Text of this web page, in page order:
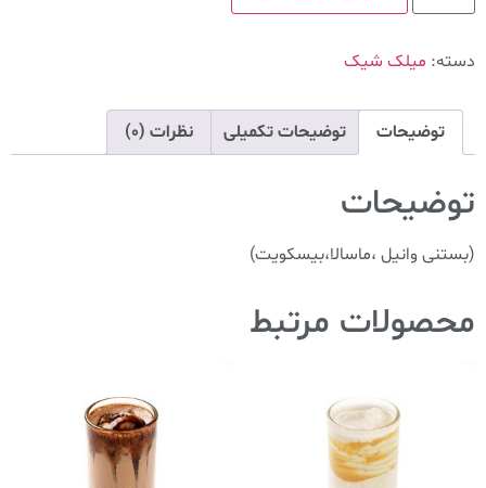
دسته: میلک شیک
توضیحات توضیحات تکمیلی نظرات (0)
توضیحات
(بستنی وانیل ،ماسالا،بیسکویت)
محصولات مرتبط